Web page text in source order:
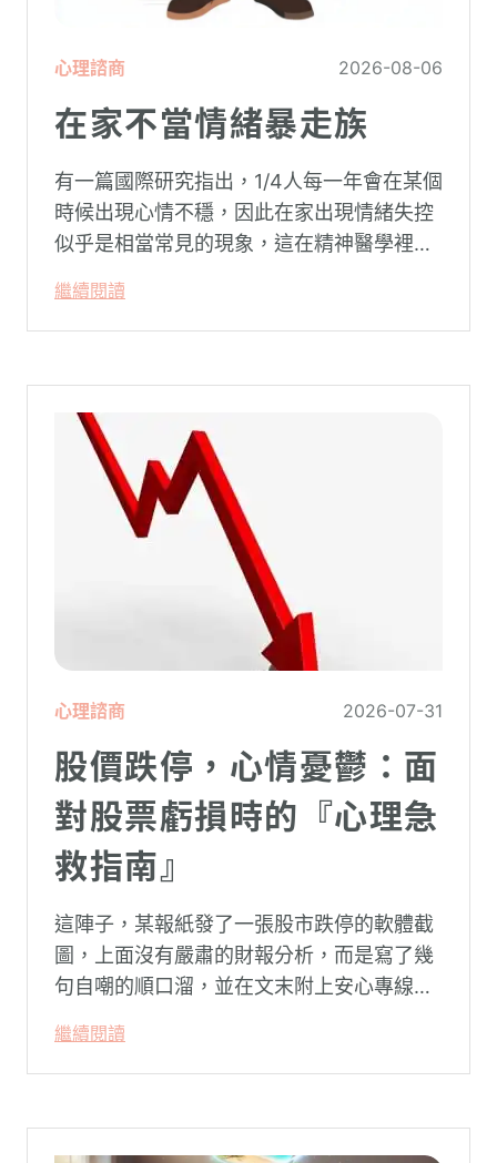
心理諮商 2026-08-06
在家不當情緒暴走族
有一篇國際研究指出，1/4人每一年會在某個
時候出現心情不穩，因此在家出現情緒失控
似乎是相當常見的現象，這在精神醫學裡不
系統在長久使用之下，突然在某一次需要處
理更高層次的資料時，電腦呈現當機現象，
造成重大影響。
繼續閱讀
心理諮商 2026-07-31
股價跌停，心情憂鬱：面
對股票虧損時的『心理急
救指南』
這陣子，某報紙發了一張股市跌停的軟體截
圖，上面沒有嚴肅的財報分析，而是寫了幾
句自嘲的順口溜，並在文末附上安心專線與
被廣泛轉載。對許多投資人而言，螢幕上下
跌的數字背後，實質連結的是個人的財務壓
繼續閱讀